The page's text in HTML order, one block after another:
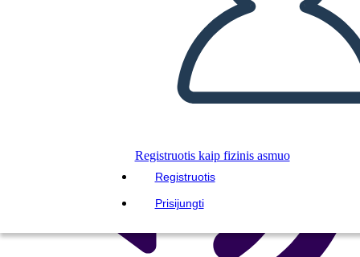
Registruotis kaip fizinis asmuo
Registruotis
Prisijungti